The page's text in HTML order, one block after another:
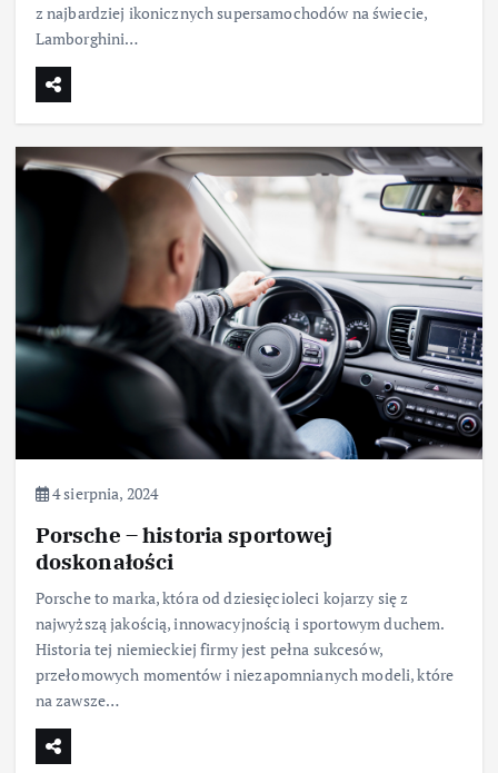
z najbardziej ikonicznych supersamochodów na świecie,
Lamborghini…
4 sierpnia, 2024
Porsche – historia sportowej
doskonałości
Porsche to marka, która od dziesięcioleci kojarzy się z
najwyższą jakością, innowacyjnością i sportowym duchem.
Historia tej niemieckiej firmy jest pełna sukcesów,
przełomowych momentów i niezapomnianych modeli, które
na zawsze…